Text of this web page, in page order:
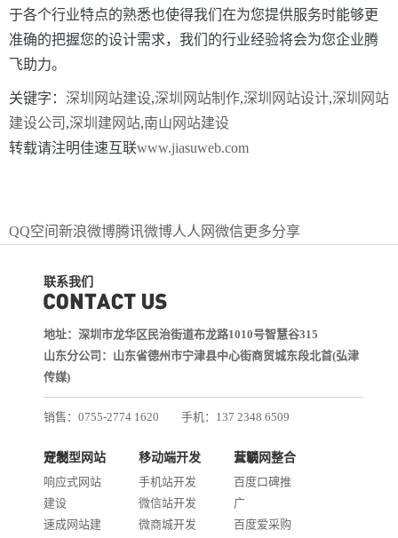
于各个行业特点的熟悉也使得我们在为您提供服务时能够更
准确的把握您的设计需求，我们的行业经验将会为您企业腾
飞助力。
关键字： 深圳网站建设,深圳网站制作,深圳网站设计,深圳网站
建设公司 ,深圳建网站,南山网站建设
转载请注明佳速互联www.jiasuweb.com
QQ空间 新浪微博腾讯微博人人网微信更多分享
联系我们
地址：深圳市龙华区民治街道布龙路1010号智慧谷315
山东分公司：山东省德州市宁津县中心街商贸城东段北首(弘津
传媒)
销售：0755-2774 1620
手机：137 2348 6509
邮箱：services@jiasuweb.com
定制型网站开发
响应式网站
建设
速成网站建
移动端开发
手机站开发
微信站开发
微商城开发
互联网整合营销
百度口碑推
广
百度爱采购